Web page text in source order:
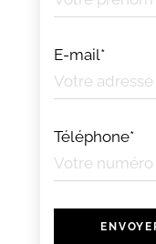
E-mail*
Téléphone*